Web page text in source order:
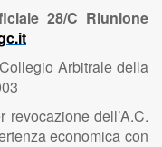
28/C Riunione
Arbitrale della
dell’A.C.
economica con